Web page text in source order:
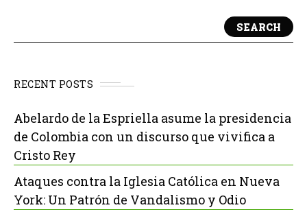
SEARCH
RECENT POSTS
Abelardo de la Espriella asume la presidencia
de Colombia con un discurso que vivifica a
Cristo Rey
Ataques contra la Iglesia Católica en Nueva
York: Un Patrón de Vandalismo y Odio